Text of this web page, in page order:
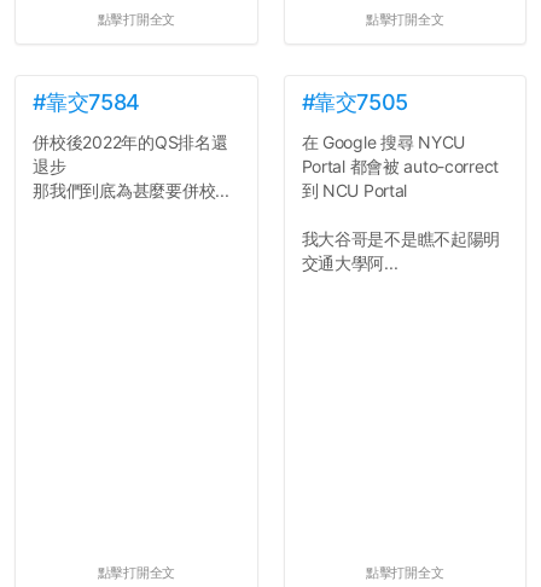
點擊打開全文 點擊打開全文
#靠交7584
併校後2022年的QS排名還
退步
那我們到底為甚麼要併校...
點擊打開全文
#靠交7505
在 Google 搜尋 NYCU
Portal 都會被 auto-correct
到 NCU Portal
我大谷哥是不是瞧不起陽明
交通大學阿...
點擊打開全文